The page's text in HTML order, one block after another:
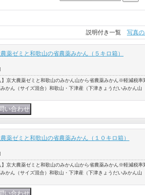
説明付き一覧 写真
農薬ゼミと和歌山の省農薬みかん（５キロ箱）
】京大農薬ゼミと和歌山のみかん山から省農薬みかん※軽減税率
みかん（サイズ混合）和歌山・下津産（下津きょうだいみかん
農薬ゼミと和歌山の省農薬みかん（１０キロ箱）
】京大農薬ゼミと和歌山のみかん山から省農薬みかん※軽減税率
みかん（サイズ混合）和歌山・下津産（下津きょうだいみかん